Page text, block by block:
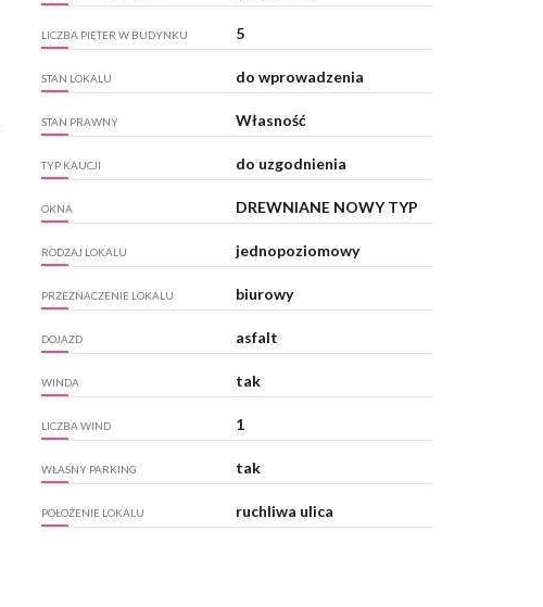
LICZBA PIĘTER W BUDYNKU 5
STAN LOKALU do wprowadzenia
STAN PRAWNY Własność
TYP KAUCJI do uzgodnienia
OKNA DREWNIANE NOWY TYP
RODZAJ LOKALU jednopoziomowy
PRZEZNACZENIE LOKALU biurowy
DOJAZD asfalt
WINDA tak
LICZBA WIND 1
WŁASNY PARKING tak
POŁOŻENIE LOKALU ruchliwa ulica